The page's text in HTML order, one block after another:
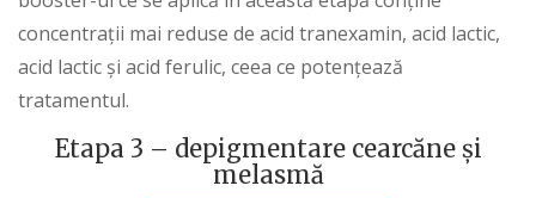
concentrații mai reduse de acid tranexamin, acid lactic,
acid lactic și acid ferulic, ceea ce potențează
tratamentul.
Etapa 3 – depigmentare cearcăne și
melasmă